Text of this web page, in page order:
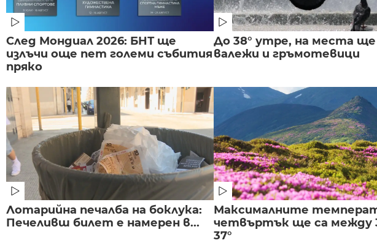
След Мондиал 2026: БНТ ще
излъчи още пет големи събития
пряко
До 38° утре, на места
валежи и гръмотевици
Лотарийна печалба на боклука:
Печеливш билет е намерен в...
Максималните
четвъртък ще са между
37°